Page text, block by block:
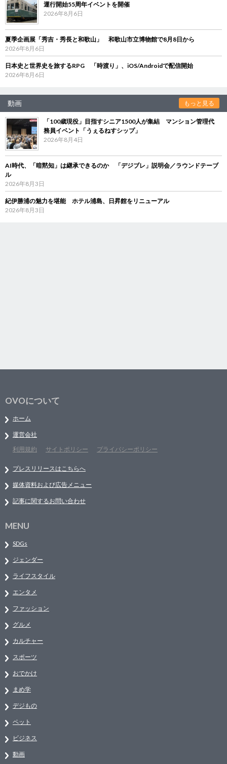
運行開始55周年イベントを開催
2026年8月6日
夏季企画展「秀吉・秀長と和歌山」 和歌山市立博物館で8月8日から
2026年8月6日
日本史と世界史を旅するRPG 「時渡り」、iOS/Androidで配信開始
2026年8月6日
動画 もっと見る
「100歳現役」目指すシニア1500人が集結 マンション管理代
務員イベント「うぇるねすシップ」
2026年8月4日
AI時代、「暗黙知」は継承できるのか 「デジブレ」説明会／ラウンドテーブ
ル
2026年8月3日
紀伊勝浦の魅力を堪能 ホテル浦島、日昇館をリニューアル
2026年8月3日
OVOについて
ホーム
運営会社
利用規約
サイトポリシー プライバシーポリシー
プレスリリースはこちらへ
媒体資料および広告メニュー
記事に関するお問い合わせ
MENU
SDGs
ジェンダー
ライフスタイル
エンタメ
ファッション
グルメ
カルチャー
スポーツ
おでかけ
まめ学
デジもの
ペット
ビジネス
動画